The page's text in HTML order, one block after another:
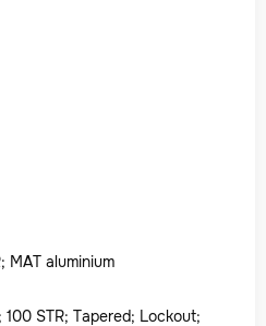
MAT aluminium
STR; Tapered; Lockout;